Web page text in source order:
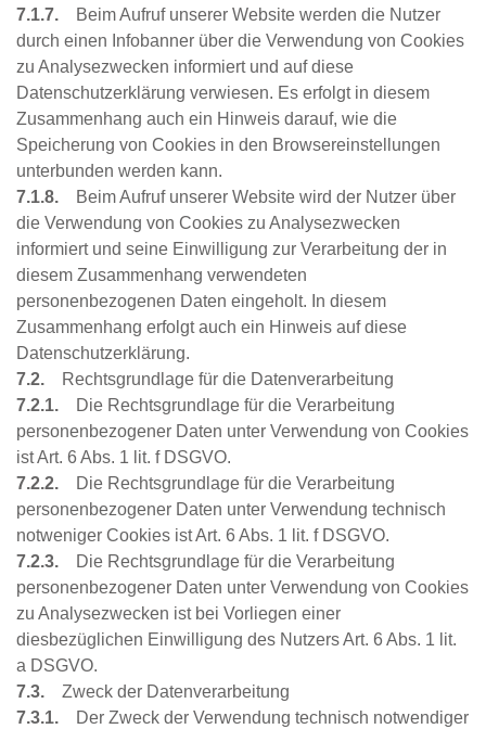
7.1.7.
Beim Aufruf unserer Website werden die Nutzer
durch einen Infobanner über die Verwendung von Cookies
zu Analysezwecken informiert und auf diese
Datenschutzerklärung verwiesen. Es erfolgt in diesem
Zusammenhang auch ein Hinweis darauf, wie die
Speicherung von Cookies in den Browsereinstellungen
unterbunden werden kann.
7.1.8.
Beim Aufruf unserer Website wird der Nutzer über
die Verwendung von Cookies zu Analysezwecken
informiert und seine Einwilligung zur Verarbeitung der in
diesem Zusammenhang verwendeten
personenbezogenen Daten eingeholt. In diesem
Zusammenhang erfolgt auch ein Hinweis auf diese
Datenschutzerklärung.
7.2.
Rechtsgrundlage für die Datenverarbeitung
7.2.1.
Die Rechtsgrundlage für die Verarbeitung
personenbezogener Daten unter Verwendung von Cookies
ist Art. 6 Abs. 1 lit. f DSGVO.
7.2.2.
Die Rechtsgrundlage für die Verarbeitung
personenbezogener Daten unter Verwendung technisch
notweniger Cookies ist Art. 6 Abs. 1 lit. f DSGVO.
7.2.3. Die Rechtsgrundlage für die Verarbeitung
personenbezogener Daten unter Verwendung von Cookies
zu Analysezwecken ist bei Vorliegen einer
diesbezüglichen Einwilligung des Nutzers Art. 6 Abs. 1 lit.
a DSGVO.
7.3. Zweck der Datenverarbeitung
7.3.1.
Der Zweck der Verwendung technisch notwendiger